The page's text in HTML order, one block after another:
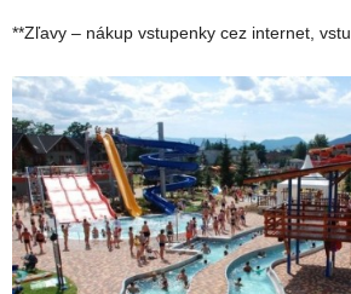
**Zľavy – nákup vstupenky cez internet,